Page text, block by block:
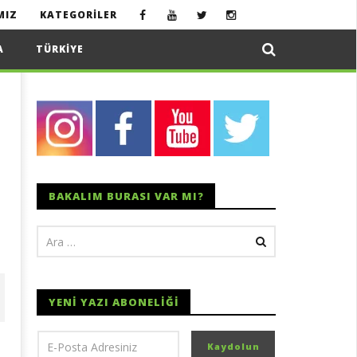
KATEGORILER
TÜRKIYE
BAKALIM BURASI VAR MI?
YENI YAZI ABONELIĞI